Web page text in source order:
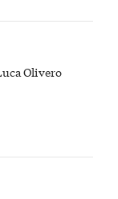
Olivero